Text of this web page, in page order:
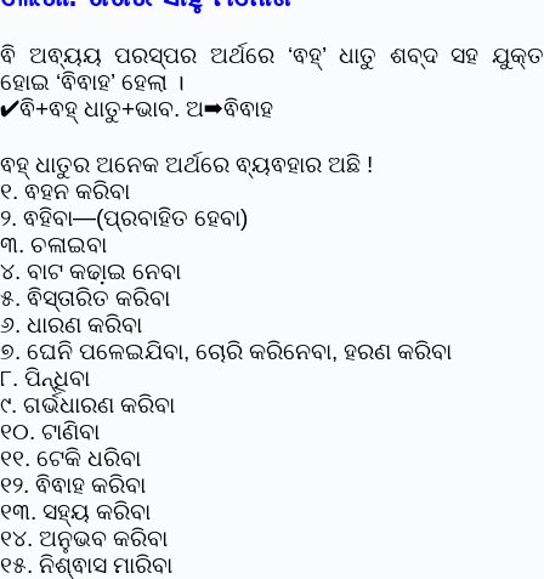
ଵି ଅଵ୍ୟୟ ପରସ୍ପର ଅର୍ଥରେ ‘ଵହ୍’ ଧାତୁ ଶବ୍ଦ ସହ ଯୁକ୍ତ
ହୋଇ ‘ଵିଵାହ’ ହେଲା ।
✔ଵି+ଵହ୍ ଧାତୁ+ଭାବ. ଅ➡ଵିଵାହ
ଵହ୍ ଧାତୁର ଅନେକ ଅର୍ଥରେ ଵ୍ୟଵହାର ଅଛି !
୧. ଵହନ କରିବା
୨. ଵହିବା―(ପ୍ରବାହିତ ହେବା)
୩. ଚଳାଇବା
୪. ବାଟ କଢା଼ଇ ନେବା
୫. ଵିସ୍ତାରିତ କରିବା
୬. ଧାରଣ କରିବା
୭. ଘେନି ପଳେଇଯିବା, ଚୋରି କରିନେବା, ହରଣ କରିବା
୮. ପିନ୍ଧିବା
୯. ଗର୍ଭଧାରଣ କରିବା
୧୦. ଟାଣିବା
୧୧. ଟେକି ଧରିବା
୧୨. ଵିଵାହ କରିବା
୧୩. ସହ୍ୟ କରିବା
୧୪. ଅନୁଭବ କରିବା
୧୫. ନିଶ୍ଵାସ ମାରିବା